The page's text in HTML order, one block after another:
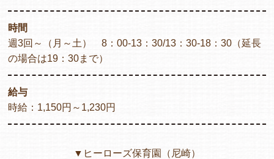
時間
週3回～（月～土） 8：00-13：30/13：30-18：30（延長
の場合は19：30まで）
給与
時給：1,150円～1,230円
▼ヒーローズ保育園（尼崎）